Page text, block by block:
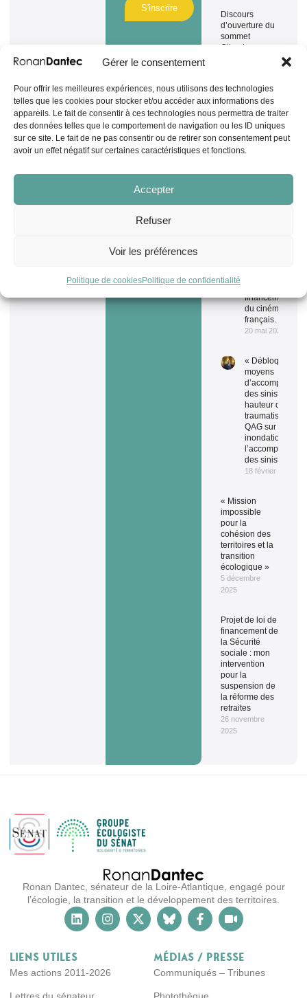
Gérer le consentement
Pour offrir les meilleures expériences, nous utilisons des technologies
telles que les cookies pour stocker et/ou accéder aux informations des
appareils. Le fait de consentir à ces technologies nous permettra de traiter
des données telles que le comportement de navigation ou les ID uniques
sur ce site. Le fait de ne pas consentir ou de retirer son consentement peut
avoir un effet négatif sur certaines caractéristiques et fonctions.
Accepter
Refuser
Voir les préférences
Politique de cookiesPolitique de confidentialité
S'inscrire
Discours
d’ouverture du
sommet
Climate
3 juin 2026
« Allez-vous
rappeler
officiellement
à Canal+ ses
contractuelles
financement
du cinéma
français.
20 mai 2026
« Débloquez
moyens
des sinistrés à la
hauteur du
traumatisme ! »
QAG sur les
inondations et
des sinistrés.
18 février 2026
« Mission
impossible
pour la
cohésion des
territoires et la
transition
écologique »
5 décembre
2025
Projet de loi de
financement de
la Sécurité
sociale : mon
intervention
pour la
suspension de
la réforme des
retraites
26 novembre
2025
Ronan Dantec, sénateur de la Loire-Atlantique, engagé pour
l’écologie, la transition et le développement des territoires.
Liens utiles
Mes actions 2011-2026
Médias / Presse
Communiqués – Tribunes